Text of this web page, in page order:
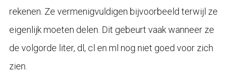
rekenen. Ze vermenigvuldigen bijvoorbeeld terwijl ze
eigenlijk moeten delen. Dit gebeurt vaak wanneer ze
de volgorde liter, dl, cl en ml nog niet goed voor zich
zien.